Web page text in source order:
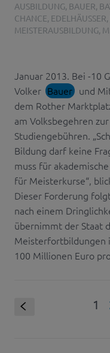
AUSBILDUNG, BAUER,
CHANCE, EDELHÄUSSER,
MEISTERAUSBILDUNG,
Januar 2013. Bei -10
Volker Bauer und
dem Rother
am Volksbegehren
Studiengebühren.
Bildung darf keine
muss für
für Meisterkurse“,
Dieser Forderung
nach einem
übernimmt der Staat
Meisterfortbildungen
100 Millionen Euro
S 1